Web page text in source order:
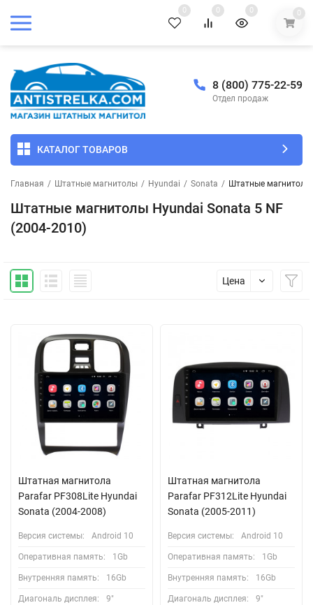
0 0 0 0
8 (800) 775-22-59
Отдел продаж
КАТАЛОГ ТОВАРОВ
Главная / Штатные магнитолы / Hyundai / Sonata / Штатные магнитолы
Штатные магнитолы Hyundai Sonata 5 NF
(2004-2010)
Цена
Штатная магнитола
Parafar PF308Lite Hyundai
Sonata (2004-2008)
Версия системы: Android 10
Оперативная память: 1Gb
Внутренняя память: 16Gb
Диагональ дисплея: 9"
Штатная магнитола
Parafar PF312Lite Hyundai
Sonata (2005-2011)
Версия системы: Android 10
Оперативная память: 1Gb
Внутренняя память: 16Gb
Диагональ дисплея: 9"